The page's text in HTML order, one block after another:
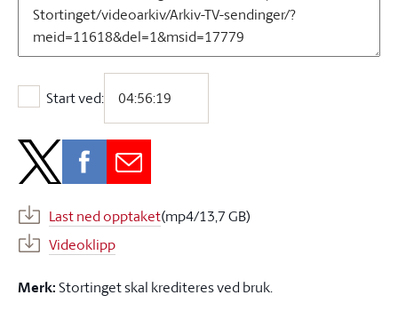
Start ved:
Start ved:
Last ned opptaket(mp4/13,7 GB)
Videoklipp
Merk:Stortinget skal krediteres ved bruk.